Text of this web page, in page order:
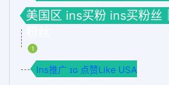
美国区 ins买粉 ins买粉丝
1
Ins推广 ɪɢ 点赞Like USA